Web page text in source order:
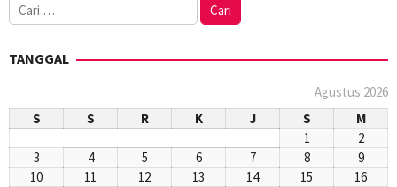
Cari
untuk:
TANGGAL
Agustus 2026
S
S R K J S
M
1
2
3
4 5 6 7 8
9
10
11 12 13 14 15
16